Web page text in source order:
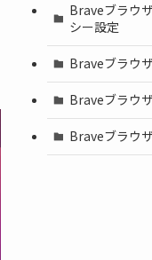
Braveブラウ
シー設定
Braveブラウ
Braveブラウ
Braveブラウ